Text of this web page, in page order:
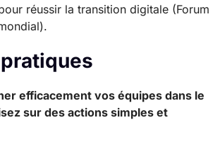
réussir la transition digitale (Forum
efficacement vos équipes dans le
sur des actions simples et